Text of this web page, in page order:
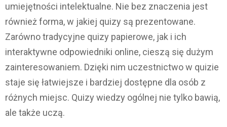
umiejętności intelektualne. Nie bez znaczenia jest
również forma, w jakiej quizy są prezentowane.
Zarówno tradycyjne quizy papierowe, jak i ich
interaktywne odpowiedniki online, cieszą się dużym
zainteresowaniem. Dzięki nim uczestnictwo w quizie
staje się łatwiejsze i bardziej dostępne dla osób z
różnych miejsc. Quizy wiedzy ogólnej nie tylko bawią,
ale także uczą.